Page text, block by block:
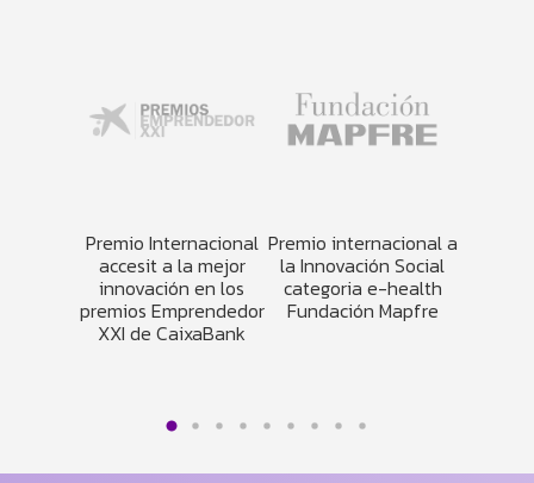
Premio Internacional
accesit a la mejor
innovación en los
premios Emprendedor
XXI de CaixaBank
Premio internacional a
la Innovación Social
categoria e-health
Fundación Mapfre